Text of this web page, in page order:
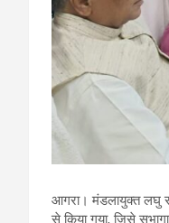
आगरा। मंडलायुक्त लघु
से किया गया, जिसे